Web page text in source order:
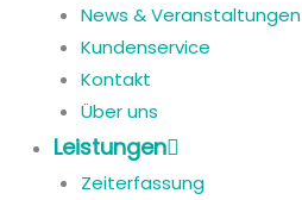
News & Veranstaltungen
Kundenservice
Kontakt
Über uns
Leistungen
Zeiterfassung